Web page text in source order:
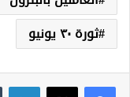
ثورة ٣٠ يونيو
لينكدإن